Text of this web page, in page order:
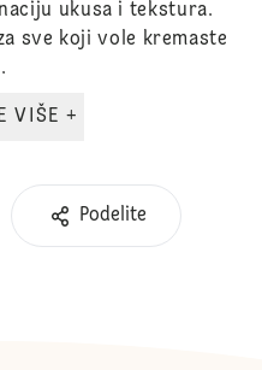
ukusa i tekstura.
sve koji vole kremaste
SAZNAJTE VIŠE +
Podelite